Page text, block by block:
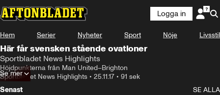
Logga in
Hem Serier Nyheter Sport Nöje Livsstil
Här får svensken stående ovationer
Sportbladet News Highlights
Höjdpunkterna från Man United–Brighton
Sportbladet News Highlights • 25.11.17 • 91 sek
Se mer
Senast
SE ALLA